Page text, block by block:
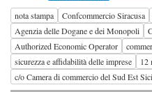
nota stampa Confcommercio Siracusa
Agenzia delle Dogane e dei Monopoli
Authorized Economic Operator
sicurezza e affidabilità delle imprese
12
c/o Camera di commercio del Sud Est